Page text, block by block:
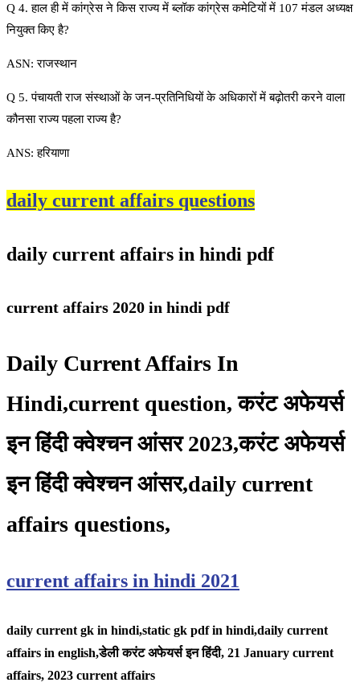
Q 4. हाल ही में कांग्रेस ने किस राज्य में ब्लॉक कांग्रेस कमेटियों में 107 मंडल अध्यक्ष
नियुक्त किए है?
ASN: राजस्थान
Q 5. पंचायती राज संस्थाओं के जन-प्रतिनिधियों के अधिकारों में बढ़ोतरी करने वाला
कौनसा राज्य पहला राज्य है?
ANS: हरियाणा
daily current affairs questions
daily current affairs in hindi pdf
current affairs 2020 in hindi pdf
Daily Current Affairs In
Hindi,current question, करंट अफेयर्स
इन हिंदी क्वेश्चन आंसर 2023,करंट अफेयर्स
इन हिंदी क्वेश्चन आंसर,daily current
affairs questions,
current affairs in hindi 2021
daily current gk in hindi,static gk pdf in hindi,daily current
affairs in english,डेली करंट अफेयर्स इन हिंदी, 21 January current
affairs, 2023 current affairs